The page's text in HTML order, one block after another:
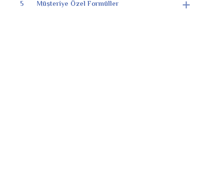
5 Müşteriye Özel Formüller